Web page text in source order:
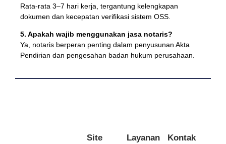
Rata-rata 3–7 hari kerja, tergantung kelengkapan
dokumen dan kecepatan verifikasi sistem OSS.
5. Apakah wajib menggunakan jasa notaris?
Ya, notaris berperan penting dalam penyusunan Akta
Pendirian dan pengesahan badan hukum perusahaan.
Site
Layanan Kontak